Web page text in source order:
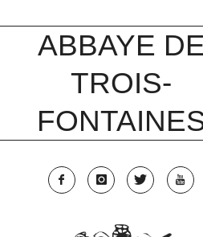
ABBAYE DE
TROIS-